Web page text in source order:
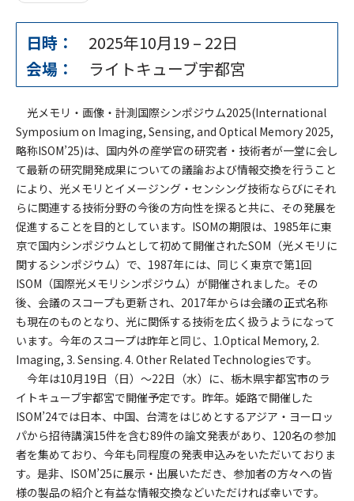
日時： 2025年10月19 – 22日
会場：
ライトキューブ宇都宮
光メモリ・画像・計測国際シンポジウム2025(International
Symposium on Imaging, Sensing, and Optical Memory 2025,
略称ISOM’25)は、国内外の産学官の研究者・技術者が一堂に会し
て最新の研究開発成果についての議論および情報交換を行うこと
により、光メモリとイメージング・センシング技術ならびにそれ
らに関連する技術分野の今後の方向性を探ると共に、その発展を
促進することを目的としています。ISOMの期限は、1985年に東
京で国内シンポジウムとして初めて開催されたSOM（光メモリに
関するシンポジウム）で、1987年には、同じく東京で第1回
ISOM（国際光メモリシンポジウム）が開催されました。その
後、会議のスコープも更新され、2017年からは会議の正式名称
も現在のものとなり、光に関係する技術を広く扱うようになって
います。今年のスコープは昨年と同じ、1.Optical Memory, 2.
Imaging, 3. Sensing. 4. Other Related Technologiesです。
今年は10月19日（日）～22日（水）に、栃木県宇都宮市のラ
イトキューブ宇都宮で開催予定です。昨年。姫路で開催した
ISOM’24では日本、中国、台湾をはじめとするアジア・ヨーロッ
パから招待講演15件を含む89件の論文発表があり、120名の参加
者を集めており、今年も同程度の発表申込みをいただいておりま
す。是非、ISOM’25に展示・出展いただき、参加者の方々への皆
様の製品の紹介と有益な情報交換などいただければ幸いです。